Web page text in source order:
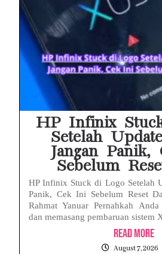
HP Infinix
Setelah
Jangan
Sebelum
HP Infinix Stuck di Logo Setelah
Panik, Cek Ini Sebelum Reset
Rahmat Yanuar Pernahkah
dan memasang pembaruan sistem
Read More
August 7, 2026